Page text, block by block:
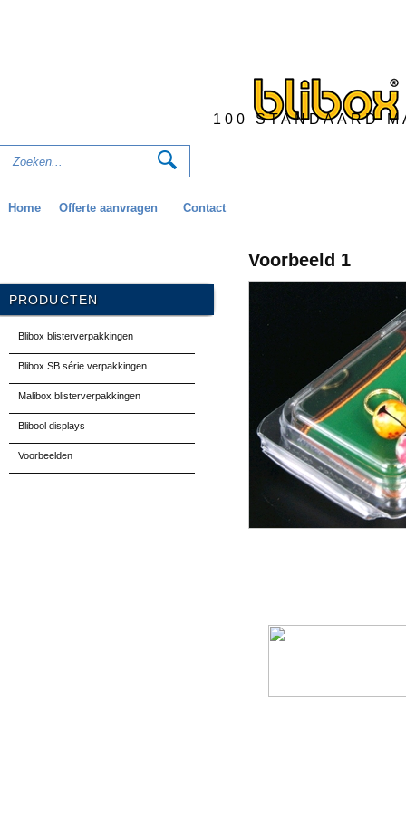
100 STANDAARD
Home Offerte aanvragen Contact
PRODUCTEN
Blibox blisterverpakkingen
Blibox SB série verpakkingen
Malibox blisterverpakkingen
Blibool displays
Voorbeelden
Voorbeeld 1